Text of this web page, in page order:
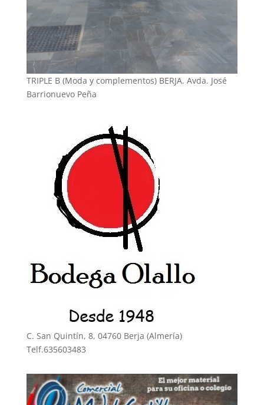
TRIPLE B (Moda y complementos) BERJA. Avda. José
Barrionuevo Peña
C. San Quintín, 8, 04760 Berja (Almería)
Telf.635603483